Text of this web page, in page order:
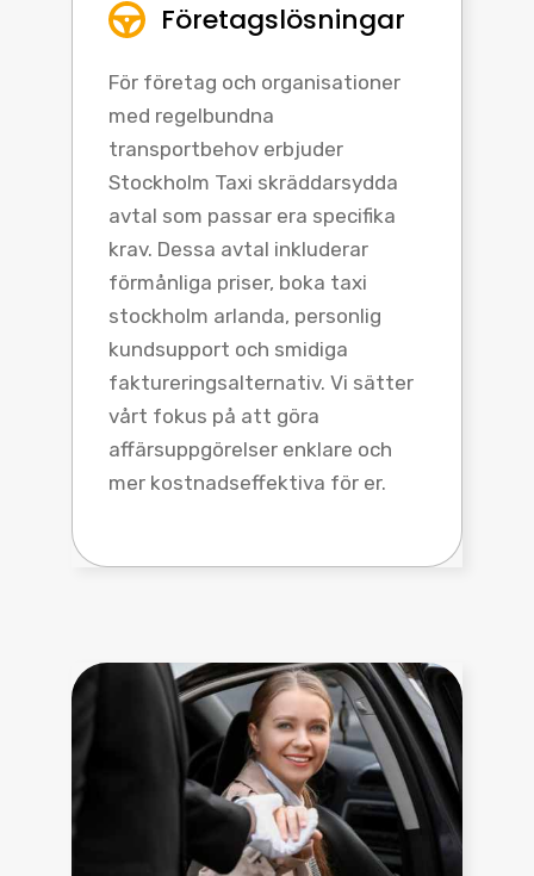
Företagslösningar
För företag och organisationer
med regelbundna
transportbehov erbjuder
Stockholm Taxi skräddarsydda
avtal som passar era specifika
krav. Dessa avtal inkluderar
förmånliga priser, boka taxi
stockholm arlanda, personlig
kundsupport och smidiga
faktureringsalternativ. Vi sätter
vårt fokus på att göra
affärsuppgörelser enklare och
mer kostnadseffektiva för er.